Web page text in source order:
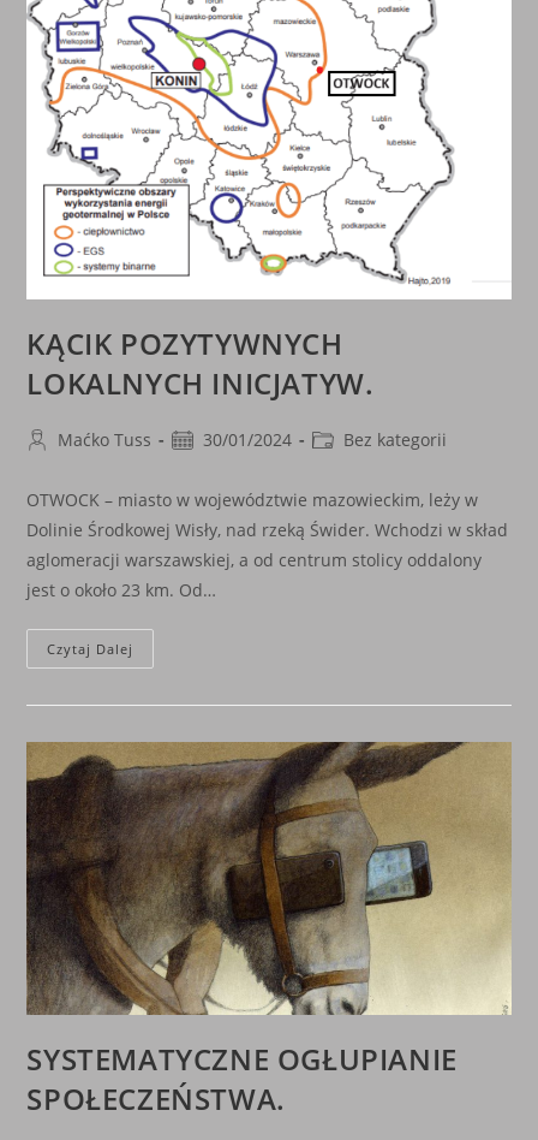
KĄCIK POZYTYWNYCH
LOKALNYCH INICJATYW.
PostMaćko Tuss
Post30/01/2024
PostBez kategorii
OTWOCK – miasto w województwie mazowieckim, leży w
Dolinie Środkowej Wisły, nad rzeką Świder. Wchodzi w skład
aglomeracji warszawskiej, a od centrum stolicy oddalony
jest o około 23 km. Od…
Czytaj Dalej
POZYTYWNYCH
SYSTEMATYCZNE OGŁUPIANIE
SPOŁECZEŃSTWA.